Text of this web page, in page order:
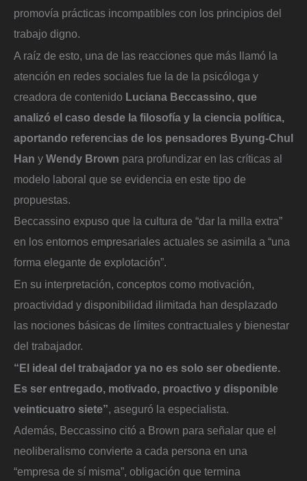
promovía prácticas incompatibles con los principios del
trabajo digno.
A raíz de esto, una de las reacciones que más llamó la
atención en redes sociales fue la de la psicóloga y
creadora de contenido Luciana Beccassino, que
analizó el caso desde la filosofía y la ciencia política,
aportando referencias de los pensadores Byung-Chul
Han y Wendy Brown para profundizar en las críticas al
modelo laboral que se evidencia en este tipo de
propuestas.
Beccassino expuso que la cultura de “dar la milla extra”
en los entornos empresariales actuales se asimila a “una
forma elegante de explotación”.
En su interpretación, conceptos como motivación,
proactividad y disponibilidad ilimitada han desplazado
las nociones básicas de límites contractuales y bienestar
del trabajador.
“El ideal del trabajador ya no es solo ser obediente.
Es ser entregado, motivado, proactivo y disponible
veinticuatro siete”, aseguró la especialista.
Además, Beccassino citó a Brown para señalar que el
neoliberalismo convierte a cada persona en una
“empresa de sí misma”, obligación que termina